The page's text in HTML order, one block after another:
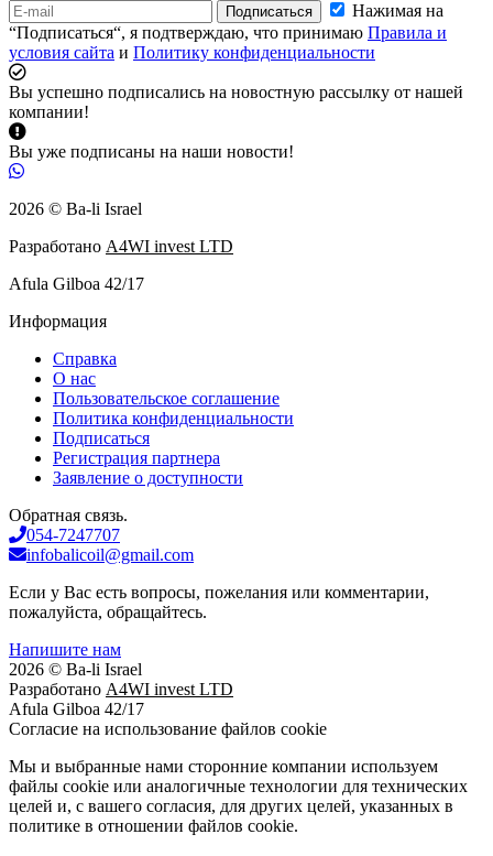
Подписаться
Нажимая на
“Подписаться“, я подтверждаю, что принимаю Правила и
условия сайта и Политику конфиденциальности
Вы успешно подписались на новостную рассылку от нашей
компании!
Вы уже подписаны на наши новости!
2026 © Ba-li Israel
Разработано A4WI invest LTD
Afula Gilboa 42/17
Информация
Справка
О нас
Пользовательское соглашение
Политика конфиденциальности
Подписаться
Регистрация партнера
Заявление о доступности
Обратная связь.
054-7247707
infobalicoil@gmail.com
Если у Вас есть вопросы, пожелания или комментарии,
пожалуйста, обращайтесь.
Напишите нам
2026 © Ba-li Israel
Разработано A4WI invest LTD
Afula Gilboa 42/17
Cогласие на использование файлов cookie
Мы и выбранные нами сторонние компании используем
файлы cookie или аналогичные технологии для технических
целей и, с вашего согласия, для других целей, указанных в
политике в отношении файлов cookie.